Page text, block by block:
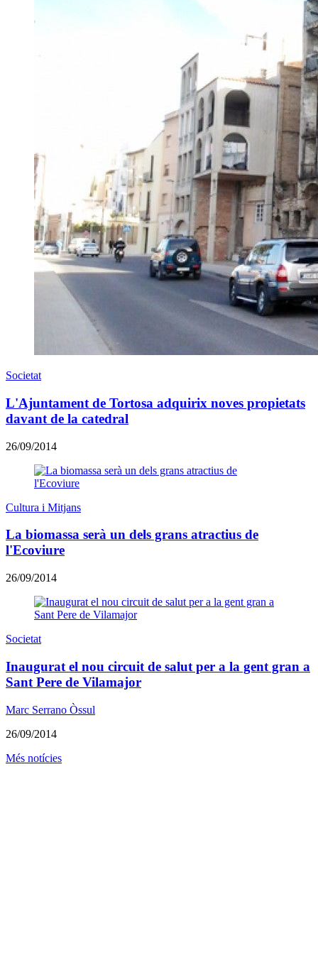
Societat
L'Ajuntament de Tortosa adquirix noves propietats
davant de la catedral
26/09/2014
Cultura i Mitjans
La biomassa serà un dels grans atractius de
l'Ecoviure
26/09/2014
Societat
Inaugurat el nou circuit de salut per a la gent gran a
Sant Pere de Vilamajor
Marc Serrano Òssul
26/09/2014
Més notícies